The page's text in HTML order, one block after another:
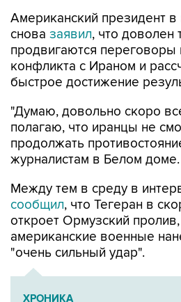
Американский президент в
снова заявил, что доволен
продвигаются переговоры
конфликта с Ираном и
быстрое достижение
"Думаю, довольно скоро
полагаю, что иранцы не
продолжать
журналистам в Белом доме.
Между тем в среду в
сообщил, что Тегеран в
откроет Ормузский
американские военные
"очень сильный удар".
ХРОНИКА